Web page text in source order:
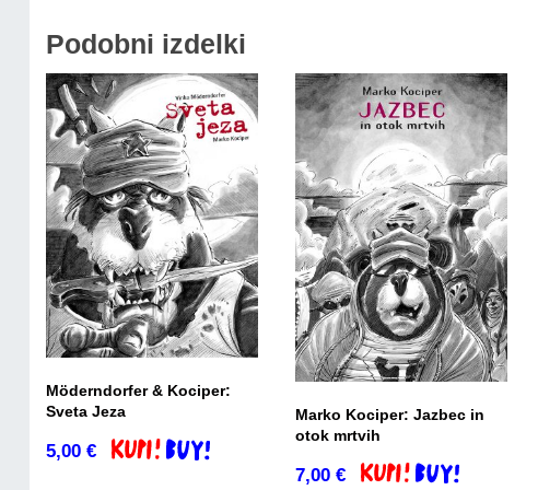
Podobni izdelki
Möderndorfer & Kociper:
Sveta Jeza
5,00 € Dodaj v košarico
Marko Kociper: Jazbec in
otok mrtvih
7,00 € Dodaj v košarico